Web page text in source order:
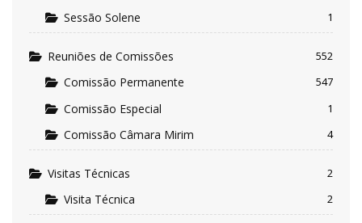
Sessão Solene 1
Reuniões de Comissões 552
Comissão Permanente 547
Comissão Especial 1
Comissão Câmara Mirim 4
Visitas Técnicas 2
Visita Técnica 2